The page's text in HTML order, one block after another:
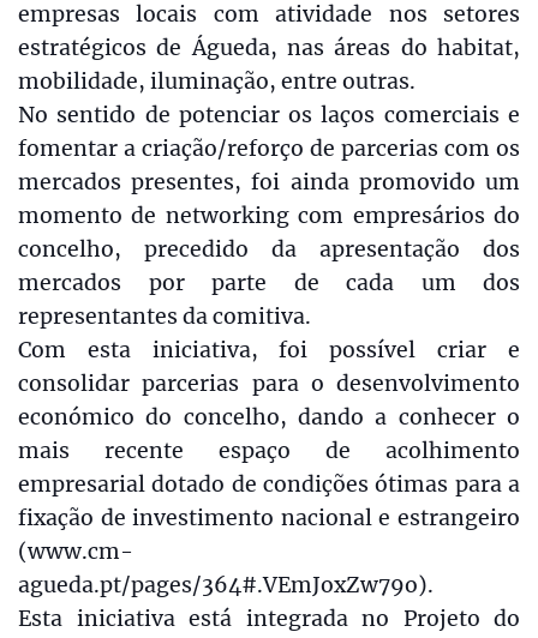
empresas locais com atividade nos setores
estratégicos de Águeda, nas áreas do habitat,
mobilidade, iluminação, entre outras.
No sentido de potenciar os laços comerciais e
fomentar a criação/reforço de parcerias com os
mercados presentes, foi ainda promovido um
momento de networking com empresários do
concelho, precedido da apresentação dos
mercados por parte de cada um dos
representantes da comitiva.
Com esta iniciativa, foi possível criar e
consolidar parcerias para o desenvolvimento
económico do concelho, dando a conhecer o
mais recente espaço de acolhimento
empresarial dotado de condições ótimas para a
fixação de investimento nacional e estrangeiro
(www.cm-
agueda.pt/pages/364#.VEmJoxZw79o).
Esta iniciativa está integrada no Projeto do